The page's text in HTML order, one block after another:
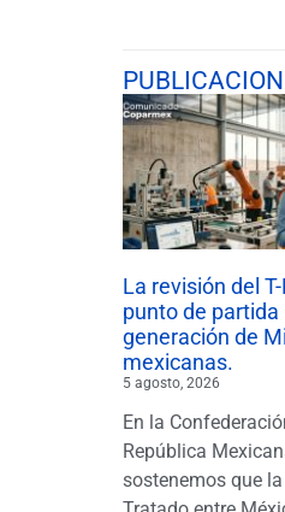
La revisión del
punto de partida
generación de
mexicanas.
5 agosto, 2026
En la
República
sostenemos que